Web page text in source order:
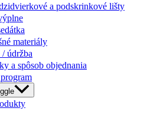
a podskrinkové lišty
materiály
/ údržba
a spôsob objednania